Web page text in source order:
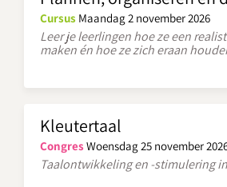
Cursus Maandag 2 november 2026
Leer je leerlingen hoe ze een
maken én hoe ze zich eraan
Kleutertaal
Congres Woensdag 25 november
Taalontwikkeling en -stimulering